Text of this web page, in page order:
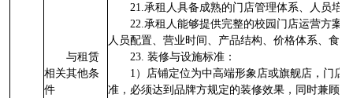
与租赁
相关其他条
件
21.承租人具备成熟的门店管理体系、人员培
22.承租人能够提供完整的校园门店运营方案
人员配置、营业时间、产品结构、价格体系、食
23. 装修与设施标准：
1）店铺定位为中高端形象店或旗舰店，门店
准，必须达到品牌方规定的装修效果，同时兼顾